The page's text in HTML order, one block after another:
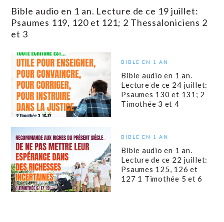
Bible audio en 1 an. Lecture de ce 19 juillet:
Psaumes 119, 120 et 121; 2 Thessaloniciens 2
et 3
BIBLE EN 1 AN
Bible audio en 1 an.
Lecture de ce 24 juillet:
Psaumes 130 et 131; 2
Timothée 3 et 4
BIBLE EN 1 AN
Bible audio en 1 an.
Lecture de ce 22 juillet:
Psaumes 125, 126 et
127 1 Timothée 5 et 6